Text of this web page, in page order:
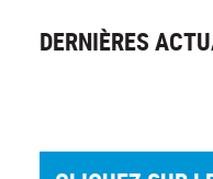
DERNIÈRES